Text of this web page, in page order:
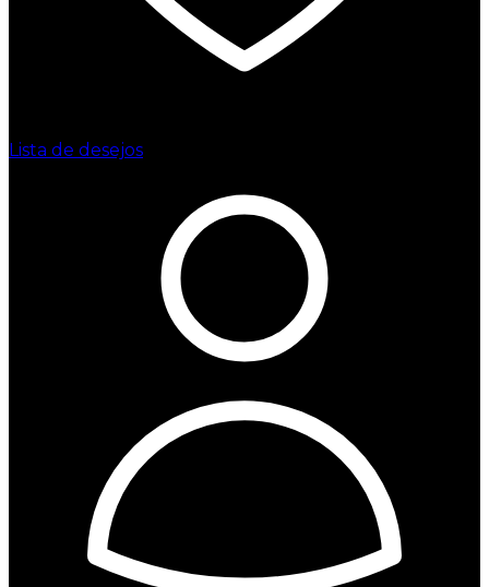
Lista de desejos